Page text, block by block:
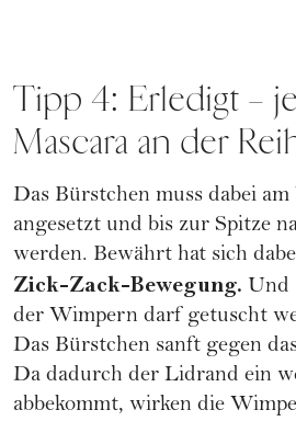
Tipp 4: Erledigt –
Mascara an der
Das Bürstchen muss dabei
angesetzt und bis zur Spitze
werden. Bewährt hat sich
Zick-Zack-Bewegung. Und
der Wimpern darf getuscht
Das Bürstchen sanft gegen
Da dadurch der Lidrand ein
abbekommt, wirken die